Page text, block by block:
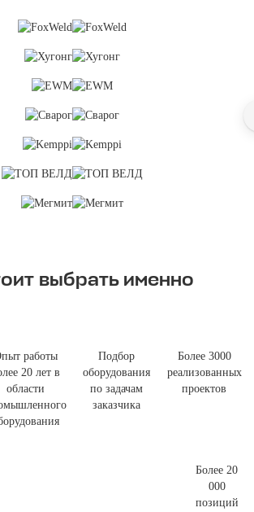
выбрать именно
работы
20 лет в
области
Подбор
оборудования
по задачам
заказчика
Более 3000
реализованных
проектов
Более 20
000
позиций